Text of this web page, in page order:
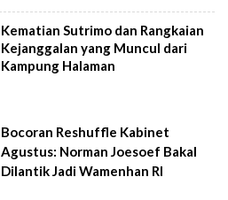
Kematian Sutrimo dan Rangkaian
Kejanggalan yang Muncul dari
Kampung Halaman
Bocoran Reshuffle Kabinet
Agustus: Norman Joesoef Bakal
Dilantik Jadi Wamenhan RI